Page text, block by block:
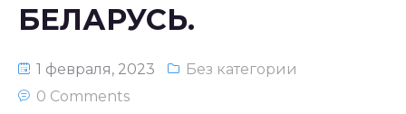
БЕЛАРУСЬ.
1 февраля, 2023
Без категории
0 Comments